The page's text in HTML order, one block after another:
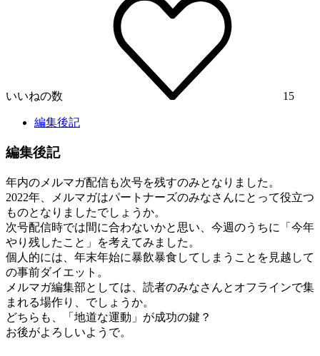
いいねの数 15
編集後記
編集後記
年内のメルマガ配信も次号を残すのみとなりました。
2022年、メルマガはパートナーズのみなさんにとって役立つ
ものとなりましたでしょうか。
次号配信時では間に合わないかと思い、今週のうちに「今年
やり残したこと」を考えてみました。
個人的には、年末年始に暴飲暴食してしまうことを見越して
の事前ダイエット。
メルマガ編集部としては、読者のみなさんとオフラインで集
まれる場作り、でしょうか。
どちらも、「地道な運動」が成功の鍵？
お後がよろしいようで。